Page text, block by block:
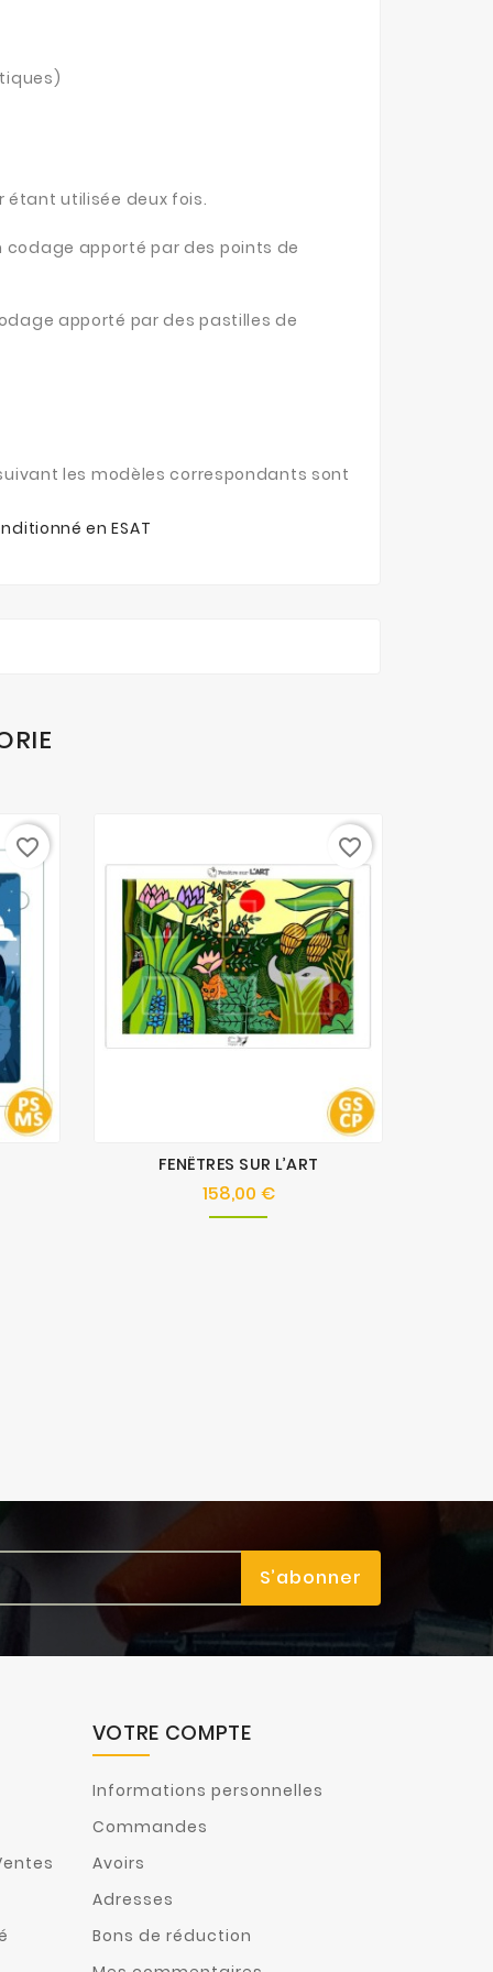
étant utilisée deux fois.
apporté par des points de
apporté par des pastilles de
les modèles correspondants sont
en ESAT
favorite_border
FENÊTRES SUR L’ART
158,00 €Prix
favorite_border
VOTRE COMPTE
Informations personnelles
Commandes
Avoirs
Adresses
Bons de réduction